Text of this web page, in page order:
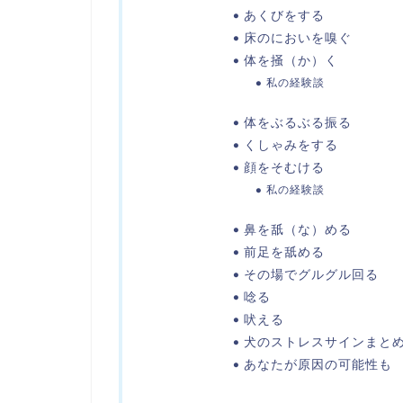
あくびをする
床のにおいを嗅ぐ
体を掻（か）く
私の経験談
体をぶるぶる振る
くしゃみをする
顔をそむける
私の経験談
鼻を舐（な）める
前足を舐める
その場でグルグル回る
唸る
吠える
犬のストレスサインまと
あなたが原因の可能性も